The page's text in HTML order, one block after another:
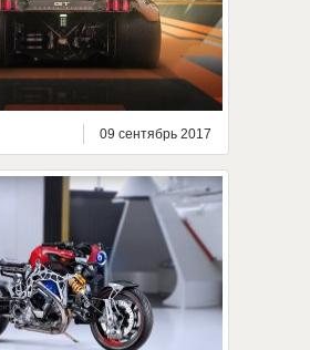
09 сентябрь 2017